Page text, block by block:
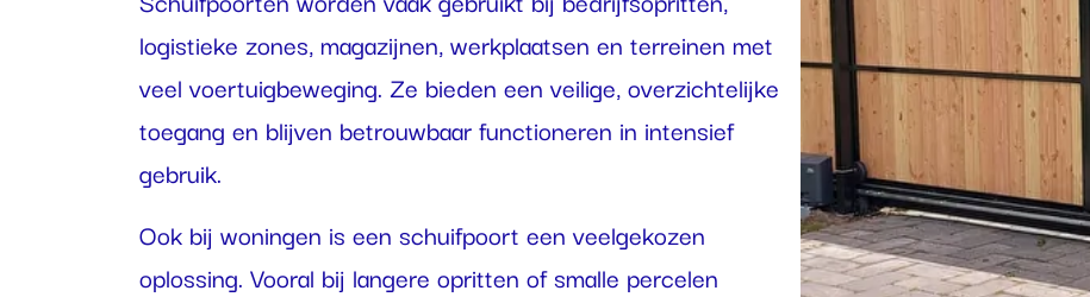
logistieke zones, magazijnen, werkplaatsen en terreinen met
veel voertuigbeweging. Ze bieden een veilige, overzichtelijke
toegang en blijven betrouwbaar functioneren in intensief
gebruik.
Ook bij woningen is een schuifpoort een veelgekozen
oplossing. Vooral bij langere opritten of smalle percelen